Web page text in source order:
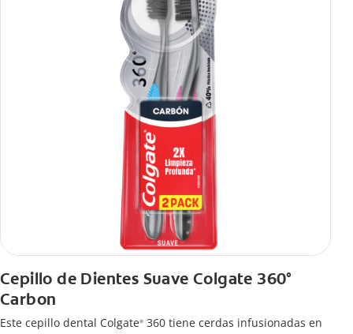
Cepillo de Dientes Suave Colgate 360°
Carbon
Este cepillo dental Colgate® 360 tiene cerdas infusionadas en